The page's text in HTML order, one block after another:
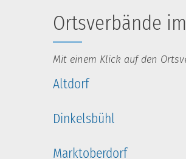
Ortsverbände
Mit einem Klick auf den
Altdorf
Dinkelsbühl
Marktoberdorf